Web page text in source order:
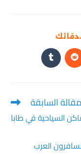
السابقة
السياحية في طابا
العرب